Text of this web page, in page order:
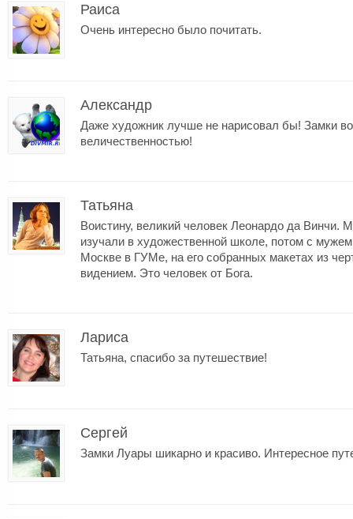
Раиса
Очень интересно было почитать.
Александр
Даже художник лучше не нарисовал бы! Замки
величественностью!
Татьяна
Воистину, великий человек Леонардо да Винчи.
изучали в художественной школе, потом с
Москве в ГУМе, на его собранных макетах из
видением. Это человек от Бога.
Лариса
Татьяна, спасибо за путешествие!
Сергей
Замки Луары шикарно и красиво. Интересное